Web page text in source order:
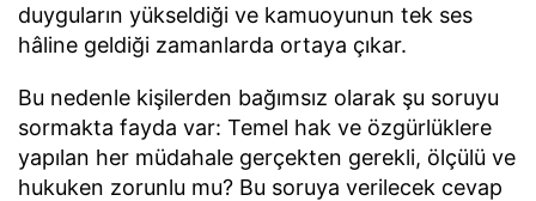
duyguların yükseldiği ve kamuoyunun tek ses
hâline geldiği zamanlarda ortaya çıkar.
Bu nedenle kişilerden bağımsız olarak şu soruyu
sormakta fayda var: Temel hak ve özgürlüklere
yapılan her müdahale gerçekten gerekli, ölçülü ve
hukuken zorunlu mu? Bu soruya verilecek cevap